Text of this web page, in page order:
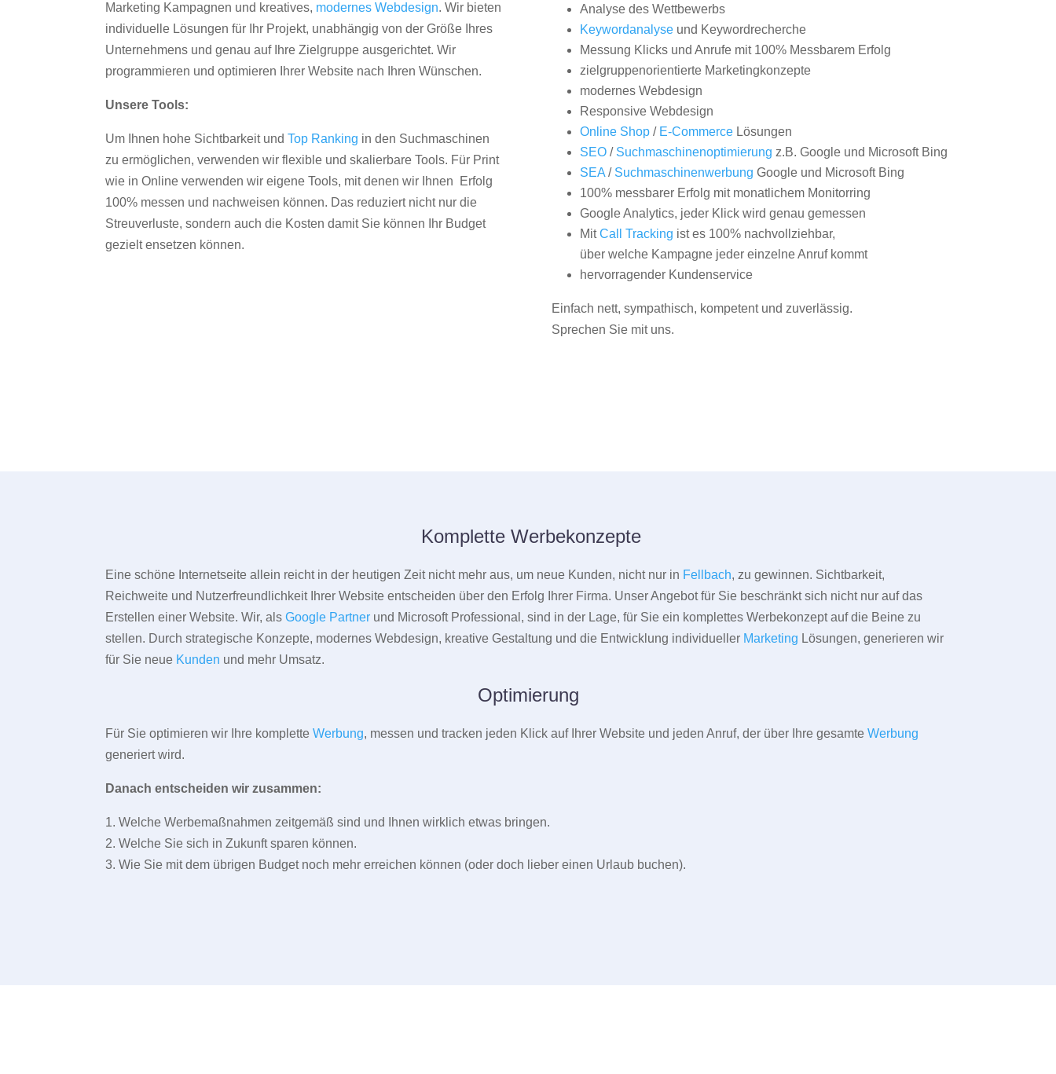
Marketing Kampagnen und kreatives, modernes Webdesign. Wir bieten
individuelle Lösungen für Ihr Projekt, unabhängig von der Größe Ihres
Unternehmens und genau auf Ihre Zielgruppe ausgerichtet. Wir
programmieren und optimieren Ihrer Website nach Ihren Wünschen.
Unsere Tools:
Um Ihnen hohe Sichtbarkeit undTop Ranking in den Suchmaschinen
zu ermöglichen, verwenden wir flexible und skalierbare Tools. Für Print
wie in Online verwenden wir eigene Tools, mit denen wir Ihnen Erfolg
100% messen und nachweisen können. Das reduziert nicht nur die
Streuverluste, sondern auch die Kosten damit Sie können Ihr Budget
gezielt ensetzen können.
Analyse des Wettbewerbs
Keywordanalyseund Keywordrecherche
Messung Klicks und Anrufe mit 100% Messbarem Erfolg
zielgruppenorientierte Marketingkonzepte
modernes Webdesign
Responsive Webdesign
Online Shop/ E-CommerceLösungen
SEO/ Suchmaschinenoptimierung z.B. Google und Microsoft Bing
SEA/ Suchmaschinenwerbung Google und Microsoft Bing
100% messbarer Erfolg mit monatlichem Monitorring
Google Analytics, jeder Klick wird genau gemessen
MitCall Tracking ist es 100% nachvollziehbar,
über welche Kampagne jeder einzelne Anruf kommt
hervorragender Kundenservice
Einfach nett, sympathisch, kompetent und zuverlässig.
Sprechen Sie mit uns.
Komplette Werbekonzepte
Eine schöne Internetseite allein reicht in der heutigen Zeit nicht mehr aus, um neue Kunden, nicht nur in Fellbach, zu gewinnen. Sichtbarkeit,
Reichweite und Nutzerfreundlichkeit Ihrer Website entscheiden über den Erfolg Ihrer Firma. Unser Angebot für Sie beschränkt sich nicht nur auf das
Erstellen einer Website. Wir, alsGoogle Partner und Microsoft Professional, sind in der Lage, für Sie ein komplettes Werbekonzept auf die Beine zu
stellen. Durch strategische Konzepte, modernes Webdesign, kreative Gestaltung und die Entwicklung individueller Marketing Lösungen, generieren wir
für Sie neue Kunden und mehr Umsatz.
Optimierung
Für Sie optimieren wir Ihre kompletteWerbung, messen und tracken jeden Klick auf Ihrer Website und jeden Anruf, der über Ihre gesamteWerbung
generiert wird.
Danach entscheiden wir zusammen:
1. Welche Werbemaßnahmen zeitgemäß sind und Ihnen wirklich etwas bringen.
2. Welche Sie sich in Zukunft sparen können.
3. Wie Sie mit dem übrigen Budget noch mehr erreichen können (oder doch lieber einen Urlaub buchen).